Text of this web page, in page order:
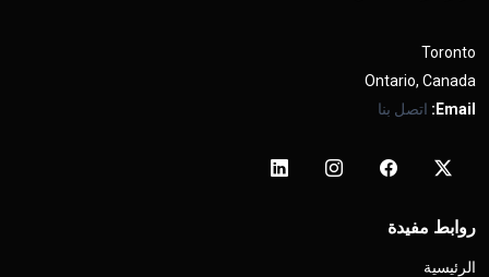
Toronto
Ontario, Canada
Email: اتصل بنا
روابط مفيدة
الرئيسية